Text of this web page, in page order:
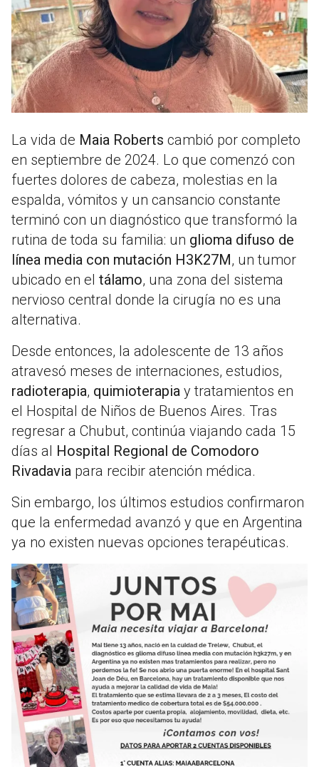
La vida de Maia Roberts cambió por completo
en septiembre de 2024. Lo que comenzó con
fuertes dolores de cabeza, molestias en la
espalda, vómitos y un cansancio constante
terminó con un diagnóstico que transformó la
rutina de toda su familia: un glioma difuso de
línea media con mutación H3K27M, un tumor
ubicado en el tálamo, una zona del sistema
nervioso central donde la cirugía no es una
alternativa.
Desde entonces, la adolescente de 13 años
atravesó meses de internaciones, estudios,
radioterapia, quimioterapia y tratamientos en
el Hospital de Niños de Buenos Aires. Tras
regresar a Chubut, continúa viajando cada 15
días al Hospital Regional de Comodoro
Rivadavia para recibir atención médica.
Sin embargo, los últimos estudios confirmaron
que la enfermedad avanzó y que en Argentina
ya no existen nuevas opciones terapéuticas.